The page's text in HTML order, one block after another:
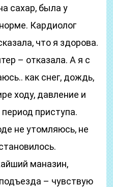
сахар, была у
Кардиолог
что я здорова.
– отказала. А я с
как снег, дождь,
ходу, давление и
приступа.
не утомляюсь, не
маназин,
– чувствую